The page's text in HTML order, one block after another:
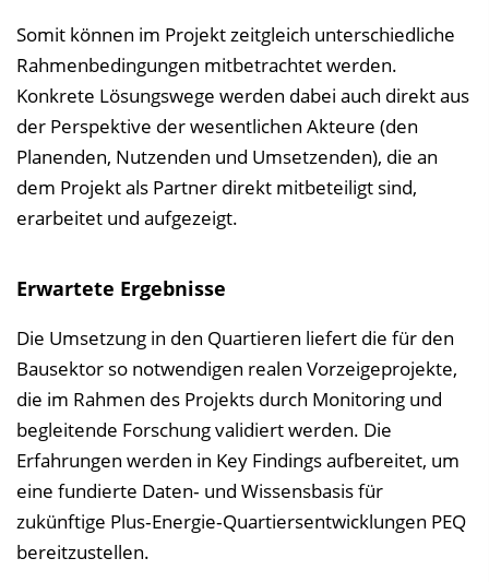
Somit können im Projekt zeitgleich unterschiedliche
Rahmenbedingungen mitbetrachtet werden.
Konkrete Lösungswege werden dabei auch direkt aus
der Perspektive der wesentlichen Akteure (den
Planenden, Nutzenden und Umsetzenden), die an
dem Projekt als Partner direkt mitbeteiligt sind,
erarbeitet und aufgezeigt.
Erwartete Ergebnisse
Die Umsetzung in den Quartieren liefert die für den
Bausektor so notwendigen realen Vorzeigeprojekte,
die im Rahmen des Projekts durch Monitoring und
begleitende Forschung validiert werden. Die
Erfahrungen werden in Key Findings aufbereitet, um
eine fundierte Daten‐ und Wissensbasis für
zukünftige Plus‐Energie‐Quartiersentwicklungen PEQ
bereitzustellen.